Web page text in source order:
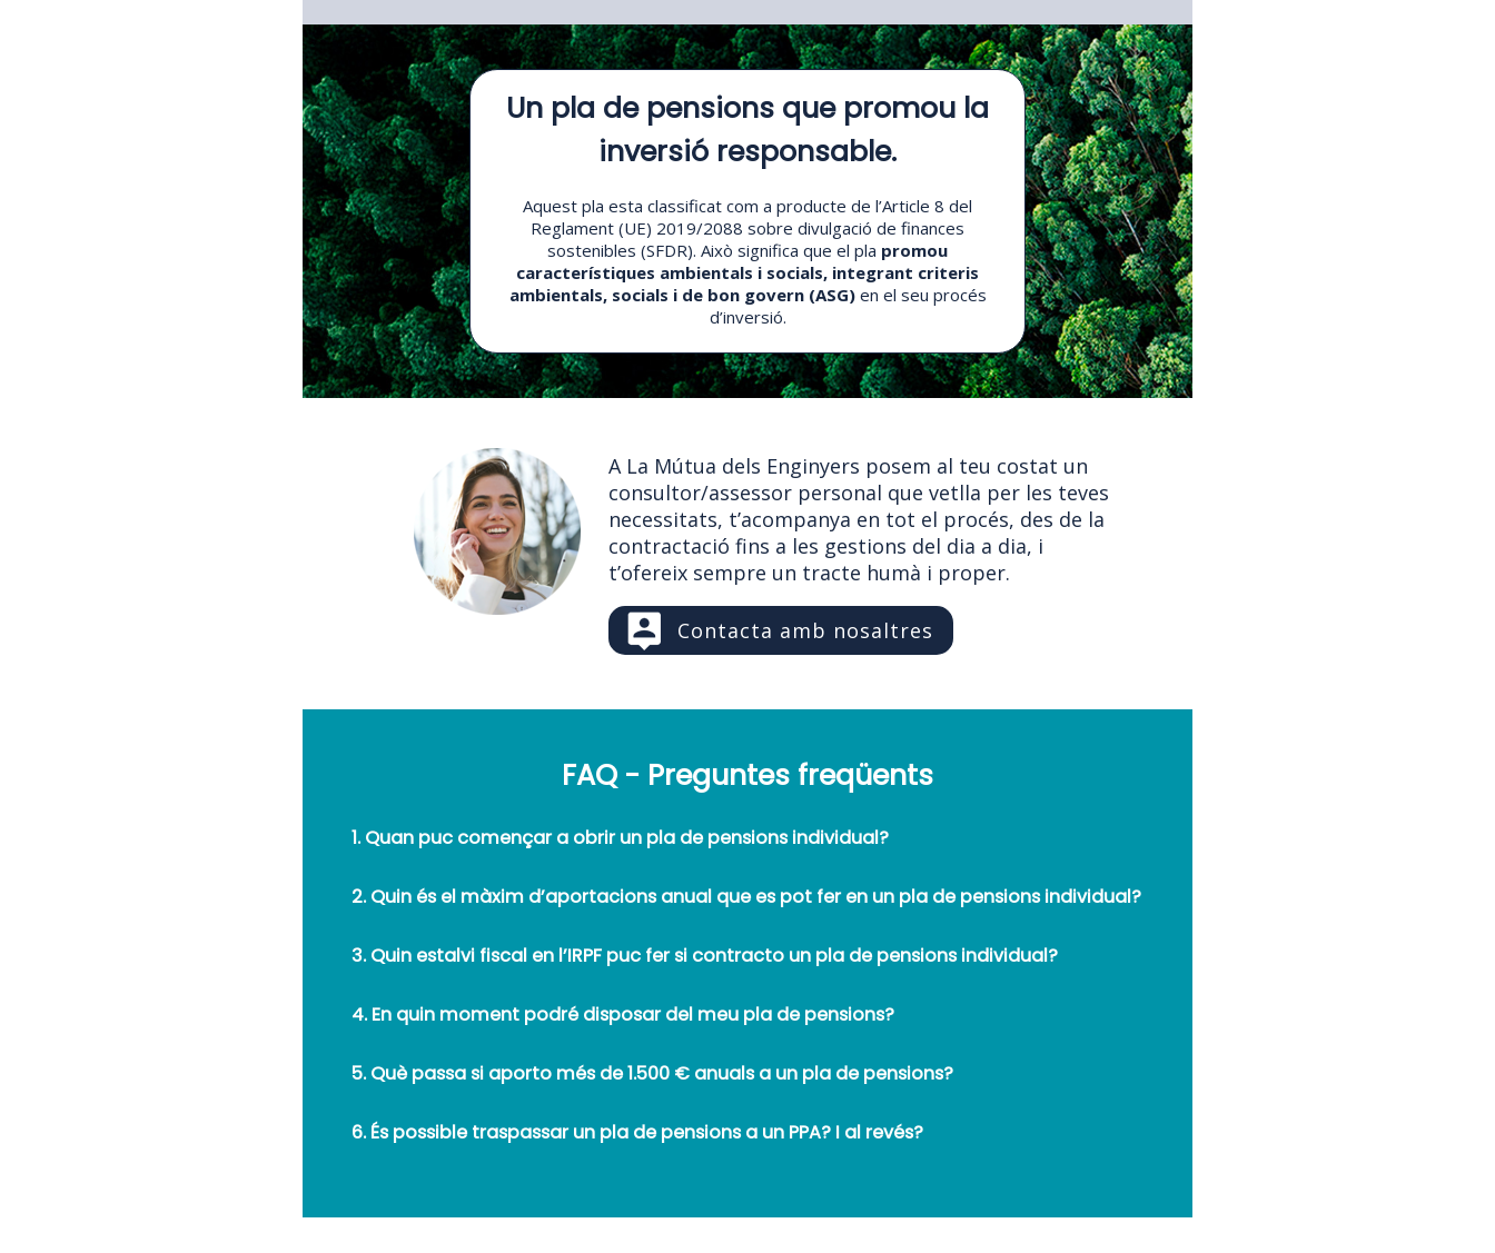
Un pla de pensions que promou la
inversió responsable.
Aquest pla esta classificat com a producte de l’Article 8 del
Reglament (UE) 2019/2088 sobre divulgació de finances
sostenibles (SFDR). Això significa que el pla promou
característiques ambientals i socials, integrant criteris
ambientals, socials i de bon govern (ASG) en el seu procés
d’inversió.
A La Mútua dels Enginyers posem al teu costat un
consultor/assessor personal que vetlla per les teves
necessitats, t’acompanya en tot el procés, des de la
contractació fins a les gestions del dia a dia, i
t’ofereix sempre un tracte humà i proper.
Contacta amb nosaltres
FAQ - Preguntes freqüents
1. Quan puc començar a obrir un pla de pensions individual?
2. Quin és el màxim d’aportacions anual que es pot fer en un pla de pensions individual?
3. Quin estalvi fiscal en l’IRPF puc fer si contracto un pla de pensions individual?
4. En quin moment podré disposar del meu pla de pensions?
5. Què passa si aporto més de 1.500 € anuals a un pla de pensions?
6. És possible traspassar un pla de pensions a un PPA? I al revés?